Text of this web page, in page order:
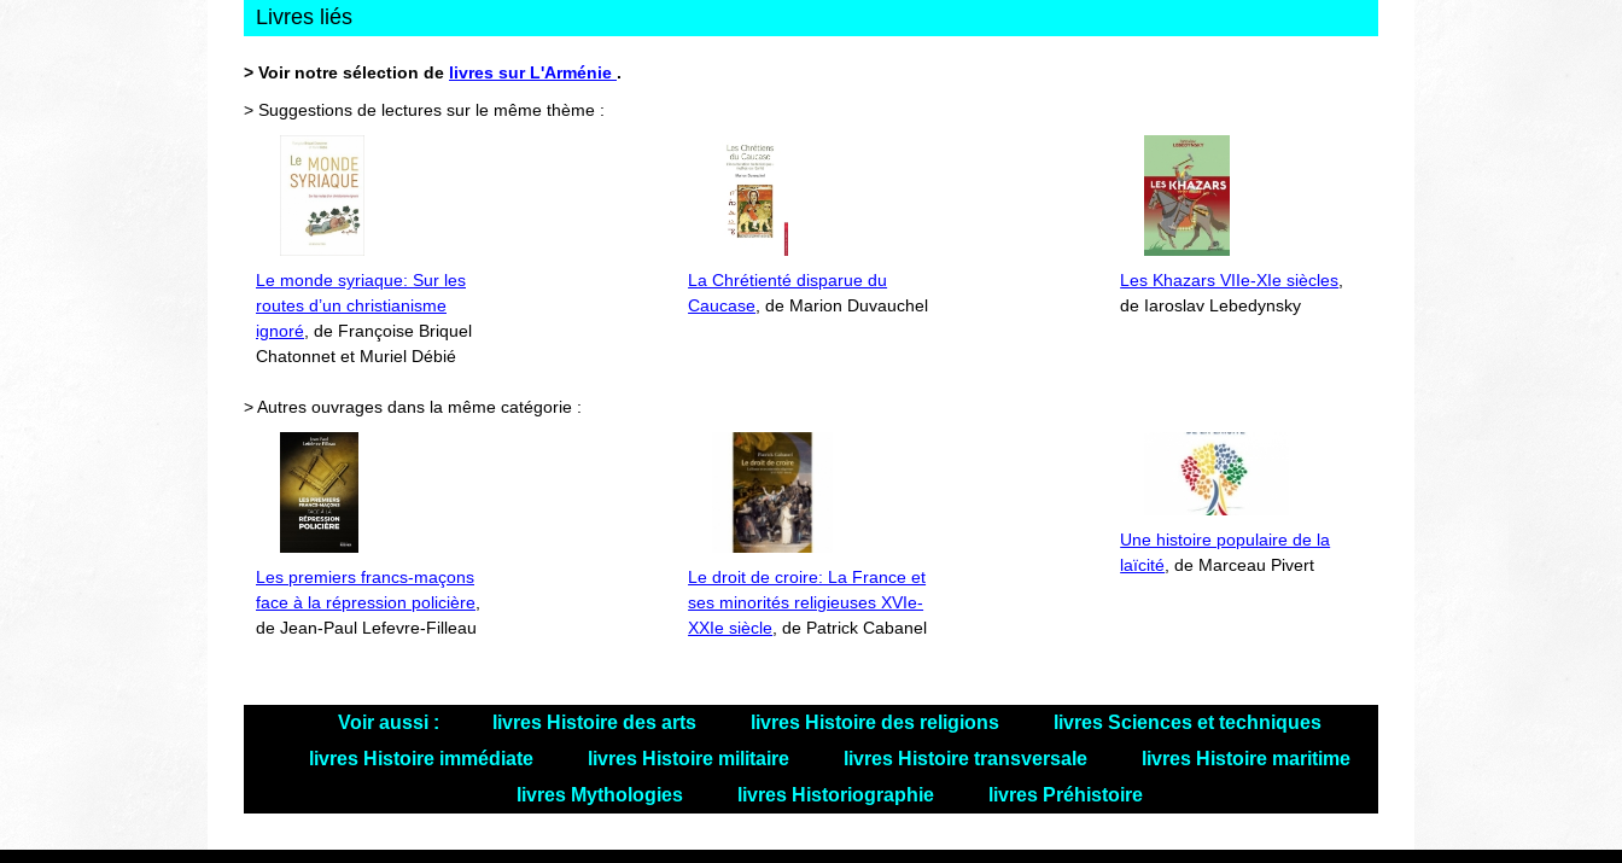
Livres liés
> Voir notre sélection de livres sur L'Arménie .
> Suggestions de lectures sur le même thème :
Le monde syriaque: Sur les
routes d’un christianisme
ignoré , de Françoise Briquel
Chatonnet et Muriel Débié
La Chrétienté disparue du
Caucase , de Marion Duvauchel
Les Khazars VIIe-XIe siècles
de Iaroslav Lebedynsky
> Autres ouvrages dans la même catégorie :
Les premiers francs-maçons
face à la répression policière
de Jean-Paul Lefevre-Filleau
Le droit de croire: La France et
ses minorités religieuses XVIe-
XXIe siècle , de Patrick Cabanel
Une histoire populaire de la
laïcité , de Marceau Pivert
Voir aussi : livres Histoire des arts livres Histoire des religions
livres Sciences et techniques
livres Histoire immédiate
livres Histoire militaire livres Histoire transversale
livres Histoire maritime
livres Mythologies
livres Historiographie livres Préhistoire